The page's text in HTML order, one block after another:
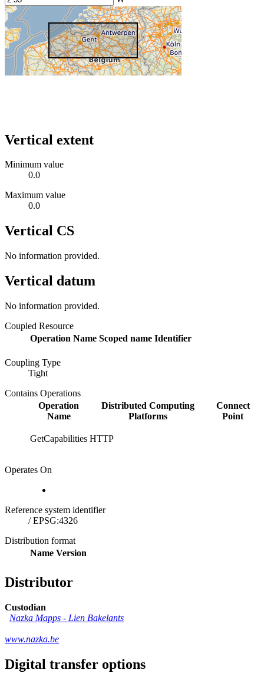
Vertical extent
Minimum value
0.0
Maximum value
0.0
Vertical CS
No information provided.
Vertical datum
No information provided.
Coupled Resource
Operation Name Scoped name Identifier
Coupling Type
Tight
Contains Operations
Operation
Name
Distributed Computing
Platforms
Connect
Point
GetCapabilities HTTP
Operates On
Reference system identifier
/EPSG:4326
Distribution format
Name Version
Distributor
Custodian
Nazka Mapps - Lien Bakelants
www.nazka.be
Digital transfer options